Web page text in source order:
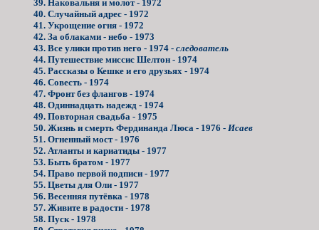
39. Наковальня и молот - 1972
40. Случайный адрес - 1972
41. Укрощение огня - 1972
42. За облаками - небо - 1973
43. Все улики против него - 1974 -следователь
44. Путешествие миссис Шелтон - 1974
45. Рассказы о Кешке и его друзьях - 1974
46. Совесть - 1974
47. Фронт без флангов - 1974
48. Одиннадцать надежд - 1974
49. Повторная свадьба - 1975
50. Жизнь и смерть Фердинанда Люса - 1976 - Исаев
51. Огненный мост - 1976
52. Атланты и кариатиды - 1977
53. Быть братом - 1977
54. Право первой подписи - 1977
55. Цветы для Оли - 1977
56. Весенняя путёвка - 1978
57. Живите в радости - 1978
58. Пуск - 1978